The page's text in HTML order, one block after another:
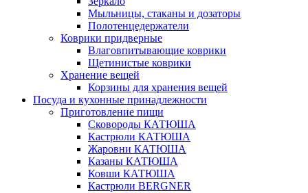
Мыльницы, стаканы и дозаторы
Полотенцедержатели
Коврики придверные
Влаговпитывающие коврики
Щетинистые коврики
Хранение вещей
Корзины для хранения вещей
Посуда и кухонные принадлежности
Приготовление пищи
Сковороды КАТЮША
Кастрюли КАТЮША
Жаровни КАТЮША
Казаны КАТЮША
Ковши КАТЮША
Кастрюли BERGNER